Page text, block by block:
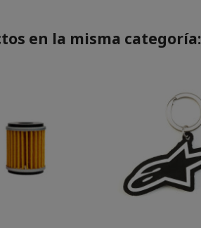
en la misma categoría: